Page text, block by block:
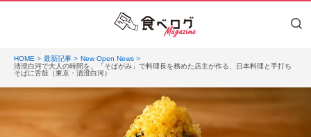
HOME 最新記事
New Open News
清澄白河で大人の時間を。「そばがみ」で料理長を務めた店主が作る、日本料理と手打ち
そばに舌鼓（東京・清澄白河）